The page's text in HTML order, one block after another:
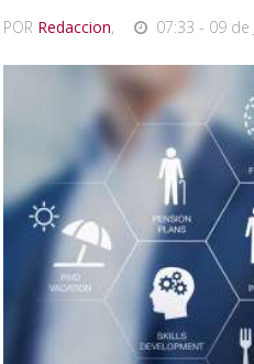
POR Redaccion, 07:33 - 09 de